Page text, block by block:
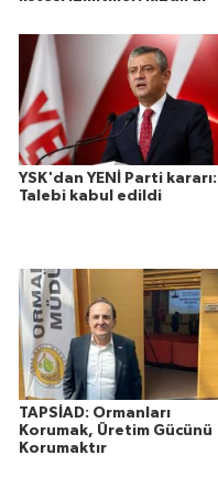
YSK'dan YENİ Parti kararı:
Talebi kabul edildi
TAPSİAD: Ormanları
Korumak, Üretim Gücünü
Korumaktır